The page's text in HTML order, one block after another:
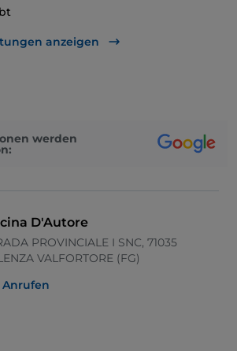
Badezimmer
anzeigen
werden
D'Autore
PROVINCIALE I SNC, 71035
VALFORTORE (FG)
Anrufen